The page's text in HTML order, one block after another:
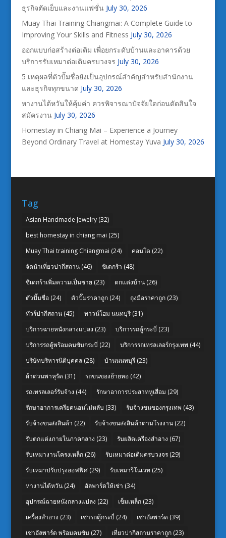
ธุรกิจตัดเย็บและงานแฟชั่น July 30, 2026
Muay Thai Training Chiangmai: A Complete Guide to
Improving Your Skills and Fitness July 30, 2026
ออกแบบก่อสร้างต่อเติม เพื่อยกระดับบ้านและอาคารด้วย
บริการรับเหมาต่อเติมครบวงจร July 30, 2026
5 เหตุผลที่ตัวปั๊มชื่อยังเป็นอุปกรณ์สำคัญสำหรับสำนักงาน
และธุรกิจทุกขนาด July 30, 2026
หางานไต้หวันให้คุ้มค่า ควรพิจารณาปัจจัยใดก่อนตัดสินใจ
สมัครงาน July 30, 2026
Homestay in Chiang Mai – Experience a Journey
Beyond Ordinary Travel at Homestay Yuva July 30, 2026
Tag
Asian Handmade Jewelry(32)
best homestay in chiang mai (25)
Muay Thai training Chiangmai (24) คอนโด (22)
จัดนำเที่ยวปากีสถาน(46) ซิเดกร้า (48)
ซิเดกร้าเพิ่มความเป็นชาย (23) ตกแต่งบ้าน(26)
ตัวปั๊มชื่อ(24) ตัวปั๊มราคาถูก(24) ถุงมือราคาถูก(23)
ทัวร์ปากีสถาน(45) ทาวน์โฮม นนทบุรี(31)
บริการฉายหนังกลางแปลง (23) บริการรถตู้กระบี่ (23)
บริการรถตู้พร้อมคนขับกระบี่ (22) บริการรถเทรลเลอร์กรุงเทพ (44)
บริษัทบริหารนิติบุคคล(28) บ้านนนทบุรี(23)
ผ้าต่วนพาหุรัด (31) รถขนของย้ายหอ(42)
รถเทรลเลอร์รับจ้าง (44) รักษาอาการประสาทหูเสื่อม (29)
รักษาอาการเครียดนอนไม่หลับ (33) รับจ้างขนของกรุงเทพ (43)
รับจ้างขนส่งสินค้า (22) รับจ้างขนส่งสินค้าตามโรงงาน(22)
รับตกแต่งภายในภาคกลาง (23) รับผลิตเครื่องสำอาง (67)
รับเหมางานโครงเหล็ก(26) รับเหมาต่อเติมครบวงจร(29)
รับเหมาปรับปรุงออฟฟิศ(29) รับเหมารีโนเวท (25)
หางานไต้หวัน(24) อัลพาร์ดให้เช่า (34)
อุปกรณ์ฉายหนังกลางแปลง (22) เข็มเหล็ก(23)
เครื่องสำอาง (23) เช่ารถตู้กระบี่ (24) เช่าอัลพาร์ด (39)
เช่าอัลพาร์ด พร้อมคนขับ (27) เที่ยวปากีสถานราคาถูก(23)